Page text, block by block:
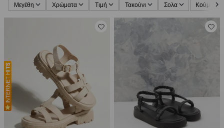
Μεγέθη
Χρώματα Τιμή Τακούνι Σολα